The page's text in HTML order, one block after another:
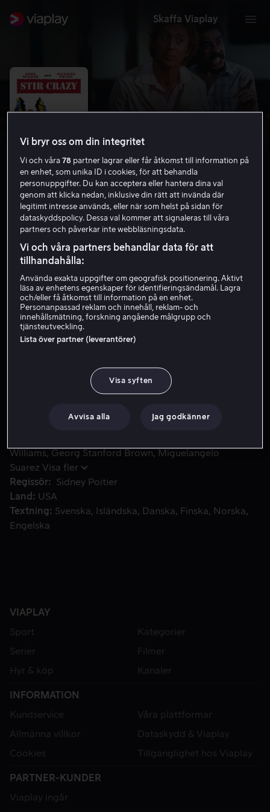
Skaffa Viaplay
Stir Crazy
Komedi Kriminaldrama
15 år
HD
Hyr 49 kr
Två bästa vänner som felaktigt anklagats för ett brott de
Två bästa vänner som felaktigt anklagats för ett brott
de inte begått skickas till fängelse. Men ingen
Williams
Georg Stanford Brown
Miguelangelo
Suarez Visa fler
Regissör
Sidney Poitier
Land
USA
Textning
Svenska Isländska Danska Finska
Norska
Engelska
VIAPLAY
Sport
Kategorier
Serier
Filmer
Hyr & köp
Kanaler
INFORMATION
Kundservice
Våra plattformar
Allmänna villkor
Dataskydd & Viaplay
Cookies
Tillgänglighet hos Viaplay
PARTNER-KUNDER
Viaplay ingår
Vi bryr oss om din integritet
Vi och våra78 partner lagrar eller får åtkomst till information på
en enhet, som unika ID i cookies, för att behandla
personuppgifter. Du kan acceptera eller hantera dina val
genom att klicka nedan, inklusive din rätt att invända där
legitimt intresse används, eller när som helst på sidan för
dataskyddspolicy. Dessa val kommer att signaleras till våra
partners och påverkar inte webbläsningsdata.
Vi och våra partners behandlar data för att
tillhandahålla:
Använda exakta uppgifter om geografisk positionering. Aktivt
läsa av enhetens egenskaper för identifieringsändamål. Lagra
och/eller få åtkomst till information på en enhet.
Personanpassad reklam och innehåll, reklam- och
innehållsmätning, forskning angående målgrupp och
tjänsteutveckling.
Lista över partner (leverantörer)
Visa syften
Avvisa alla Jag godkänner